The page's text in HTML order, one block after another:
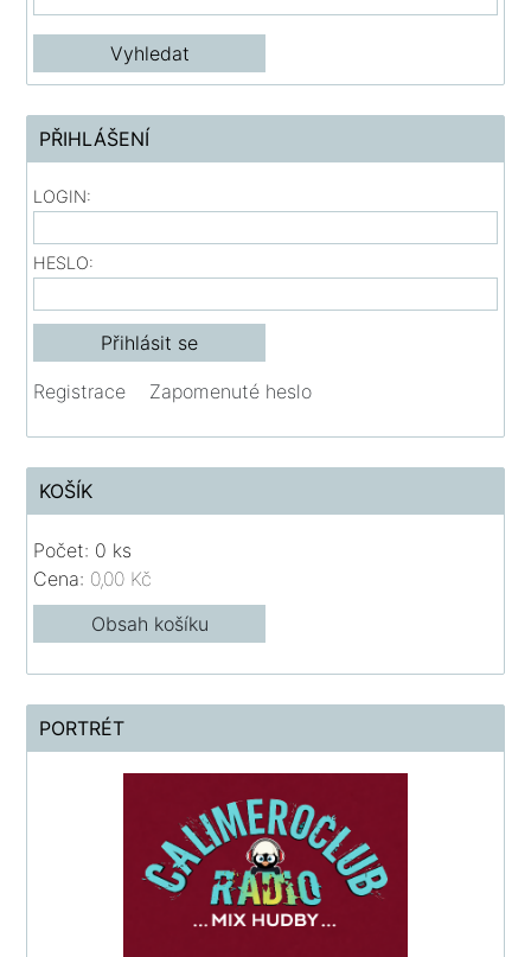
PŘIHLÁŠENÍ
LOGIN:
HESLO:
Registrace Zapomenuté heslo
KOŠÍK
Počet: 0 ks
Cena: 0,00 Kč
Obsah košíku
PORTRÉT